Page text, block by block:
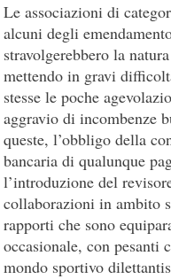
Le associazioni di
alcuni degli
stravolgerebbero la
mettendo in gravi
stesse le poche
aggravio di incombenze
queste, l’obbligo della
bancaria di qualunque
l’introduzione del
collaborazioni in ambito
rapporti che sono
occasionale, con pesanti
mondo sportivo